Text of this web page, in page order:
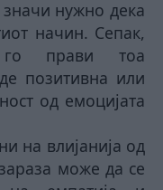
значи нужно дека
начин. Сепак,
го прави тоа
позитивна или
од емоцијата
на влијанија од
може да се